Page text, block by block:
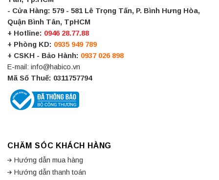
- Cửa Hàng: 579 - 581 Lê Trọng Tấn, P. Bình Hưng Hòa,
Quận Bình Tân, TpHCM
+ Hotline: 0946 28.77.88
+ Phòng KD: 0935 949 789
+ CSKH - Bảo Hành: 0937 026 898
E-mail: info@habico.vn
Mã Số Thuế: 0311757794
CHĂM SÓC KHÁCH HÀNG
Hướng dẫn mua hàng
Hướng dẫn thanh toán